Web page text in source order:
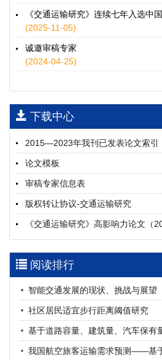
童亮, 袁裕鹏, 袁成清, 唐道贵, 钟晓
2026, 12(3): 125-136.
9931.2026.03.010
摘要 (34 ) HTML
师瑞峰, 程龙飞, 张凌志, 王亚彬, 刘状
2026, 12(3): 137-150.https://
9931.2026.03.011
摘要 (16) HTML(14)
基于TimeXer模型的高速公路服务区
孙偲赫, 宋国华, 朱子俊, 范鹏飞, 石莹
2026, 12(3): 151-162.
9931.2026.03.012
摘要 (24) HTML(23)
多层能源供给网络下高速公路系统韧
郝泉霖, 兰富安, 赖波, 陈立栋, 宋志英
2026, 12(3): 163-175.https://
9931.2026.03.013
摘要 (16) HTML(14)
道路建养运通用碳核算方法及应用
王元庆, 王皎, 刘圆圆, 于谦, 刘聂旸子,
2026, 12(3): 176-189.https://
9931.2026.03.014
摘要 (16) HTML(16)
《交通运输研究》连续七年入选中
(2025-11-05)
诚邀审稿专家
(2024-04-25)
下载中心
2015—2023年我刊已发表论文索引
论文模板
审稿专家信息表
版权转让协议-交通运输研究
《交通运输研究》高影响力论文（
中英文摘要撰写规范及样例
阅读排行
智能交通发展的现状、挑战与展望
社区居民适宜步行距离阈值研究